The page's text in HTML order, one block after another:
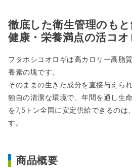
徹底した衛生管理のも
健康・栄養満点の活コ
フタホシコオロギは高カロリー高脂
養素の塊です。
そのままの生きた成分を直接与えられ
独自の清潔な環境で、年間を通し生
を7,5トン全国に安定供給できるのは
す。
商品概要